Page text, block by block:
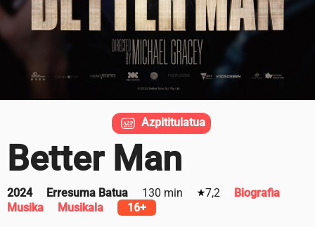
Better Man
2024 Erresuma Batua 130 min 7,2
Biografia
Musika
Musikala 16+
Azpititulatua